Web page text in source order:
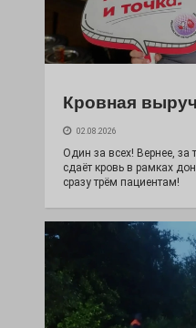
Кровная
02.08.2026
Один за всех! Вернее, за
сдаёт кровь в рамках
сразу трём пациентам!